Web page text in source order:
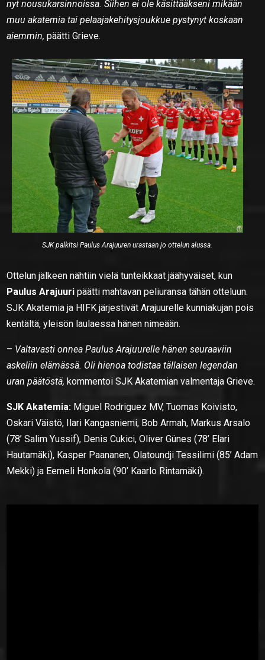
nyt nousukarsinnoissa. Siihen ei ole käsittääkseni mikään
muu akatemia tai pelaajakehitysjoukkue pystynyt koskaan
aiemmin, päätti Grieve.
SJK palkitsi Paulus Arajuuren urastaan jo ottelun alussa.
Ottelun jälkeen nähtiin vielä tunteikkaat jäähyväiset, kun
Paulus Arajuuri päätti mahtavan peliuransa tähän otteluun.
SJK Akatemia ja HIFK järjestivät Arajuurelle kunniakujan pois
kentältä, yleisön laulaessa hänen nimeään.
– Valtavasti onnea Paulus Arajuurelle hänen seuraaviin
askeliin elämässä. Oli hienoa todistaa tällaisen legendan
uran päätöstä, kommentoi SJK Akatemian valmentaja Grieve.
SJK Akatemia: Miguel Rodriguez MV, Tuomas Koivisto,
Oskari Väistö, Ilari Kangasniemi, Bob Armah, Markus Arsalo
(78’ Salim Yussif), Denis Cukici, Oliver Günes (78’ Elari
Hautamäki), Kasper Paananen, Olatoundji Tessilimi (85’ Adam
Mekki) ja Eemeli Honkola (90’ Kaarlo Rintamäki).